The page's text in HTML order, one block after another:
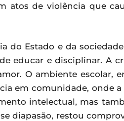
atos de violência que
do Estado e da
educar e disciplinar. A
O ambiente escolar,
em comunidade, onde
intelectual, mas
diapasão, restou